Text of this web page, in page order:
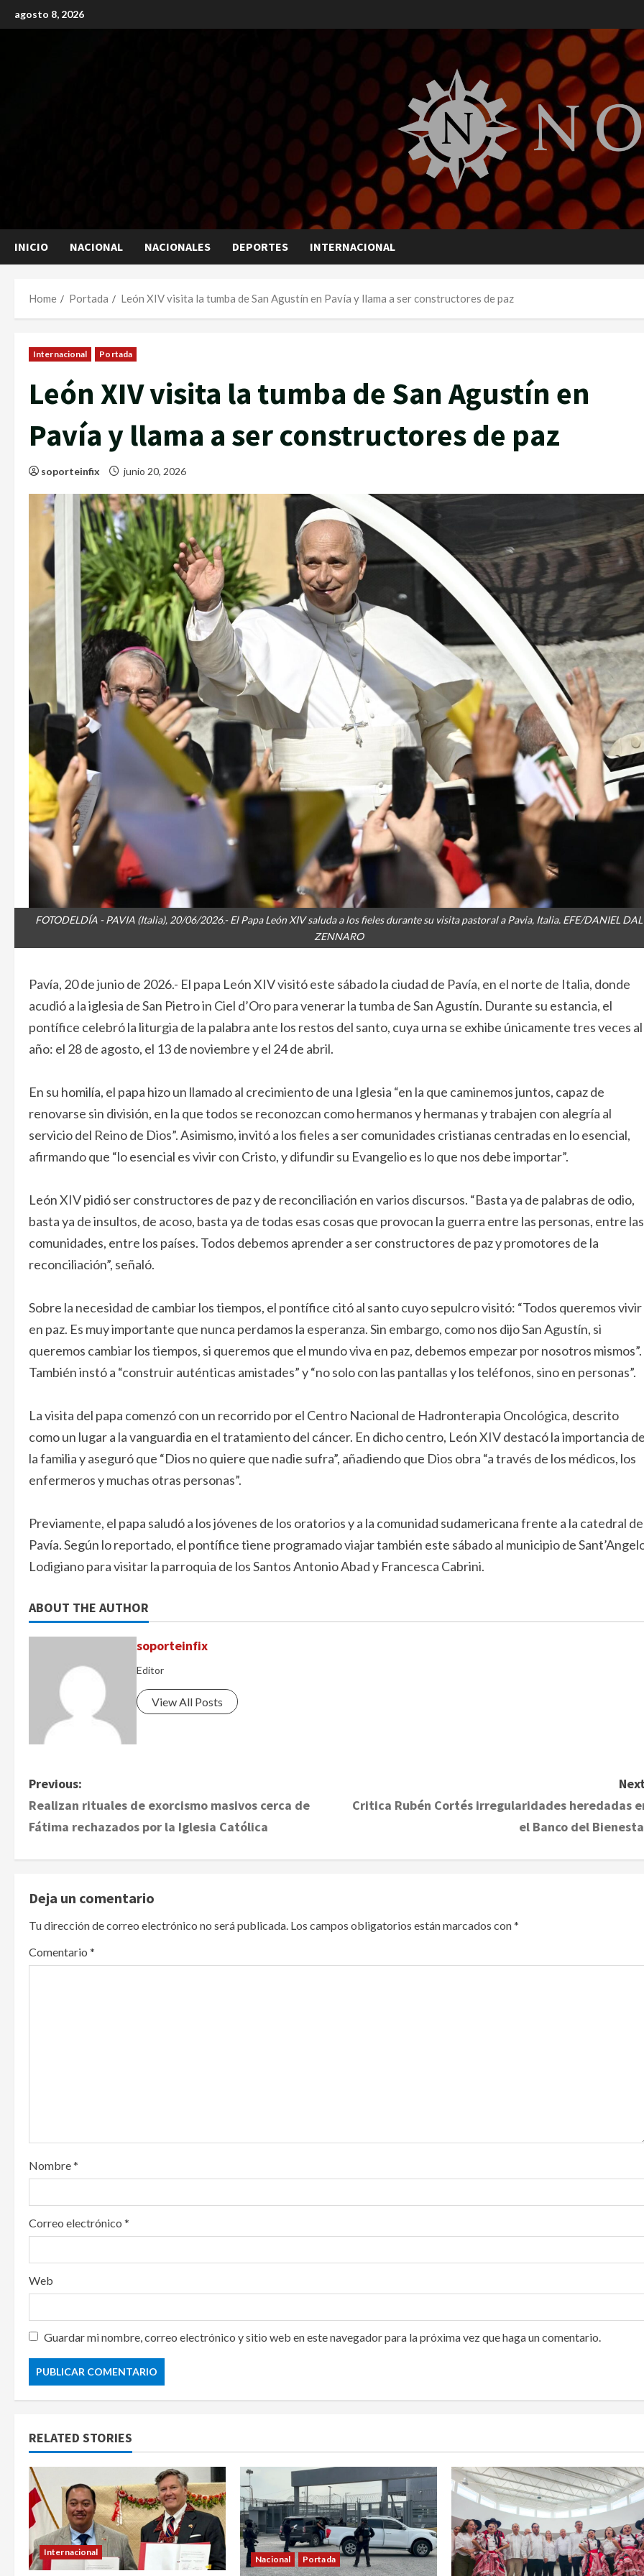
to
agosto 8, 2026
INICIO NACIONAL NACIONALES DEPORTES INTERNACIONAL
Home Portada León XIV visita la tumba de San Agustín en Pavía y llama a ser constructores de paz
Internacional Portada
León XIV visita la tumba de San Agustín en
Pavía y llama a ser constructores de paz
soporteinfix junio 20, 2026
FOTODELDÍA - PAVIA (Italia), 20/06/2026.- El Papa León XIV saluda a los fieles durante su visita pastoral a Pavia, Italia. EFE/DANIEL DAL
ZENNARO
Pavía, 20 de junio de 2026.- El papa León XIV visitó este sábado la ciudad de Pavía, en el norte de Italia, donde
acudió a la iglesia de San Pietro in Ciel d’Oro para venerar la tumba de San Agustín. Durante su estancia, el
pontífice celebró la liturgia de la palabra ante los restos del santo, cuya urna se exhibe únicamente tres veces al
año: el 28 de agosto, el 13 de noviembre y el 24 de abril.
En su homilía, el papa hizo un llamado al crecimiento de una Iglesia “en la que caminemos juntos, capaz de
renovarse sin división, en la que todos se reconozcan como hermanos y hermanas y trabajen con alegría al
servicio del Reino de Dios”. Asimismo, invitó a los fieles a ser comunidades cristianas centradas en lo esencial,
afirmando que “lo esencial es vivir con Cristo, y difundir su Evangelio es lo que nos debe importar”.
León XIV pidió ser constructores de paz y de reconciliación en varios discursos. “Basta ya de palabras de odio,
basta ya de insultos, de acoso, basta ya de todas esas cosas que provocan la guerra entre las personas, entre las
comunidades, entre los países. Todos debemos aprender a ser constructores de paz y promotores de la
reconciliación”, señaló.
Sobre la necesidad de cambiar los tiempos, el pontífice citó al santo cuyo sepulcro visitó: “Todos queremos vivir
en paz. Es muy importante que nunca perdamos la esperanza. Sin embargo, como nos dijo San Agustín, si
queremos cambiar los tiempos, si queremos que el mundo viva en paz, debemos empezar por nosotros mismos”.
También instó a “construir auténticas amistades” y “no solo con las pantallas y los teléfonos, sino en personas”.
La visita del papa comenzó con un recorrido por el Centro Nacional de Hadronterapia Oncológica, descrito
como un lugar a la vanguardia en el tratamiento del cáncer. En dicho centro, León XIV destacó la importancia de
la familia y aseguró que “Dios no quiere que nadie sufra”, añadiendo que Dios obra “a través de los médicos, los
enfermeros y muchas otras personas”.
Previamente, el papa saludó a los jóvenes de los oratorios y a la comunidad sudamericana frente a la catedral de
Pavía. Según lo reportado, el pontífice tiene programado viajar también este sábado al municipio de
Lodigiano para visitar la parroquia de los Santos Antonio Abad y Francesca Cabrini.
ABOUT THE AUTHOR
soporteinfix
Editor
View All Posts
P
o
n
a
v
o
n
Previous:
Realizan rituales de exorcismo masivos cerca de
Fátima rechazados por la Iglesia Católica
Critica Rubén Cortés irregularidades heredadas
el Banco del
Deja un comentario
Tu dirección de correo electrónico no será publicada. Los campos obligatorios están marcados con*
Comentario *
Nombre*
Correo electrónico *
Web
Guardar mi nombre, correo electrónico y sitio web en este navegador para la próxima vez que haga un comentario.
RELATED STORIES
Internacional
Nacional Portada